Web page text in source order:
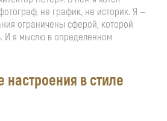
не график, не историк. Я —
ограничены сферой, которой
И я мыслю в определенном
в стиле